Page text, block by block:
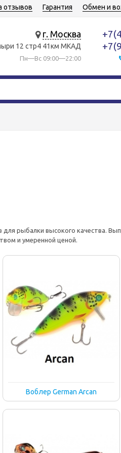
отзывов Гарантия Обмен и
г. Москва
12 стр4 41км МКАД
Пн—Вс 09:00—22:00
рыбалки высокого качества.
и умеренной ценой.
Воблер German Arcan